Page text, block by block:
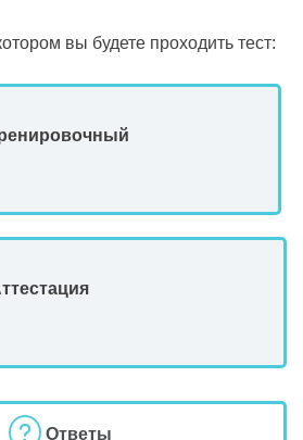
вы будете проходить тест:
Ответы